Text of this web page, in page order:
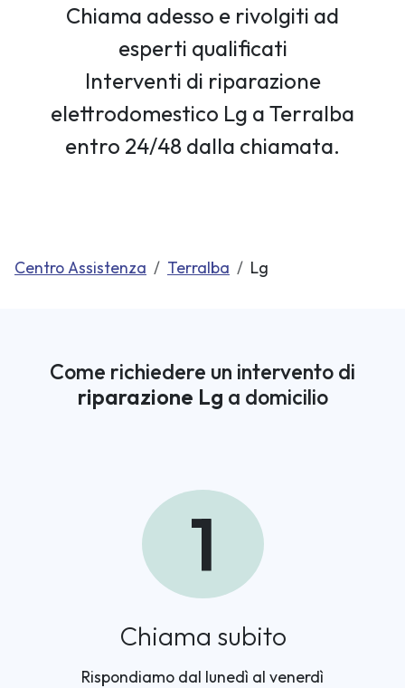
Chiama adesso e rivolgiti ad
esperti qualificati
Interventi di riparazione
elettrodomestico Lg a Terralba
entro 24/48 dalla chiamata.
Centro Assistenza Terralba Lg
Come richiedere un intervento di
riparazione Lg a domicilio
1
Chiama subito
Rispondiamo dal lunedì al venerdì